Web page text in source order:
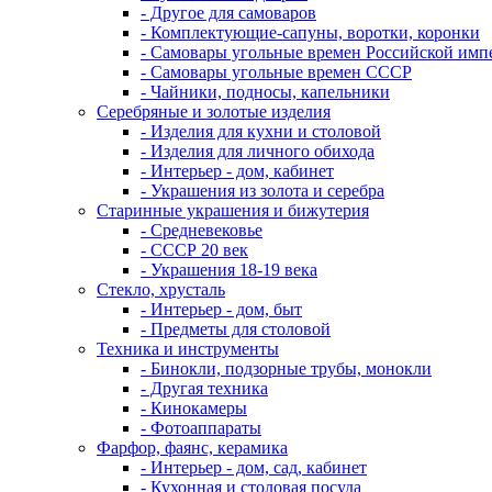
- Другое для самоваров
- Комплектующие-сапуны, воротки, коронки
- Самовары угольные времен Российской
- Самовары угольные времен СССР
- Чайники, подносы, капельники
Серебряные и золотые изделия
- Изделия для кухни и столовой
- Изделия для личного обихода
- Интерьер - дом, кабинет
- Украшения из золота и серебра
Старинные украшения и бижутерия
- Средневековье
- СССР 20 век
- Украшения 18-19 века
Стекло, хрусталь
- Интерьер - дом, быт
- Предметы для столовой
Техника и инструменты
- Бинокли, подзорные трубы, монокли
- Другая техника
- Кинокамеры
- Фотоаппараты
Фарфор, фаянс, керамика
- Интерьер - дом, сад, кабинет
- Кухонная и столовая посуда